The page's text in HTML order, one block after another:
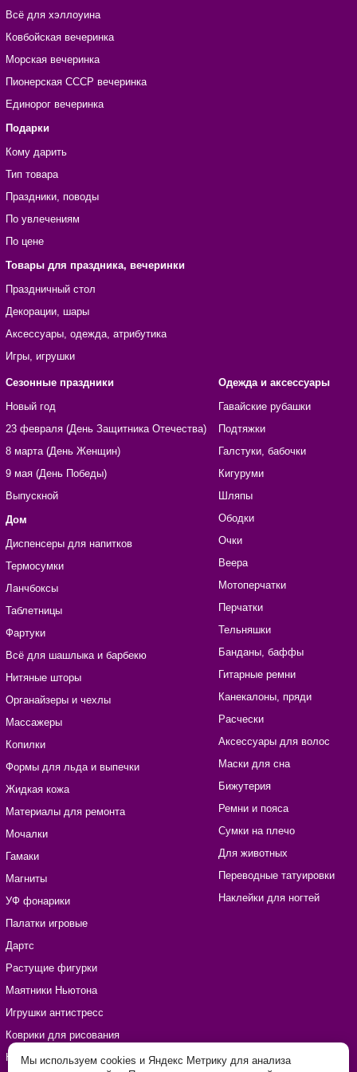
Всё для хэллоуина
Ковбойская вечеринка
Морская вечеринка
Пионерская СССР вечеринка
Единорог вечеринка
Подарки
Кому дарить
Тип товара
Праздники, поводы
По увлечениям
По цене
Товары для праздника, вечеринки
Праздничный стол
Декорации, шары
Аксессуары, одежда, атрибутика
Игры, игрушки
Сезонные праздники
Новый год
23 февраля (День Защитника Отечества)
8 марта (День Женщин)
9 мая (День Победы)
Выпускной
Дом
Диспенсеры для напитков
Термосумки
Ланчбоксы
Таблетницы
Фартуки
Всё для шашлыка и барбекю
Нитяные шторы
Органайзеры и чехлы
Массажеры
Копилки
Формы для льда и выпечки
Жидкая кожа
Материалы для ремонта
Мочалки
Гамаки
Магниты
УФ фонарики
Палатки игровые
Дартс
Растущие фигурки
Маятники Ньютона
Игрушки антистресс
Коврики для рисования
Наборы для рукоделия
Одежда и аксессуары
Гавайские рубашки
Подтяжки
Галстуки, бабочки
Кигуруми
Шляпы
Ободки
Очки
Веера
Мотоперчатки
Перчатки
Тельняшки
Банданы, баффы
Гитарные ремни
Канекалоны, пряди
Расчески
Аксессуары для волос
Маски для сна
Бижутерия
Ремни и пояса
Сумки на плечо
Для животных
Переводные татуировки
Наклейки для ногтей
Мы используем cookies и Яндекс Метрику для анализа